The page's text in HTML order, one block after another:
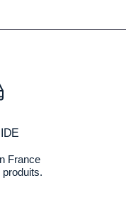
France